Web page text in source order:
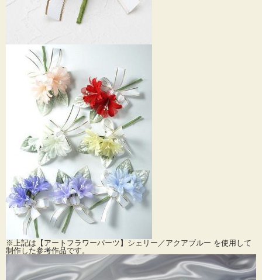
※上記は【アートフラワーパーツ】シェリー／アクアブルー を使用して
制作した参考作品です。